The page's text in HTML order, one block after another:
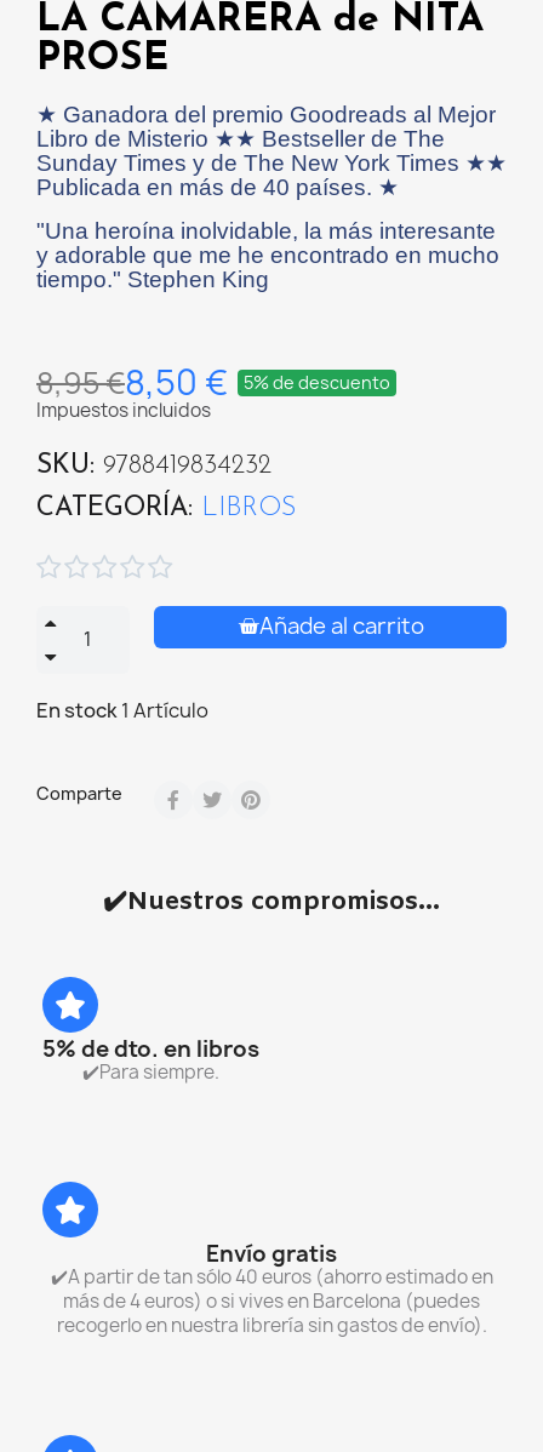
LA CAMARERA de NITA
PROSE
★ Ganadora del premio Goodreads al Mejor
Libro de Misterio ★★ Bestseller de The
Sunday Times y de The New York Times ★★
Publicada en más de 40 países. ★
"Una heroína inolvidable, la más interesante
y adorable que me he encontrado en mucho
tiempo." Stephen King
8,95 €8,50 € 5% de descuento
Impuestos incluidos
SKU
9788419834232
CATEGORÍA
LIBROS

Añade al carrito
En stock1 Artículo
Comparte
✔️Nuestros compromisos...
5% de dto. en libros
✔️Para siempre.
Envío gratis
✔️A partir de tan sólo 40 euros (ahorro estimado en
más de 4 euros) o si vives en Barcelona (puedes
recogerlo en nuestra librería sin gastos de envío).